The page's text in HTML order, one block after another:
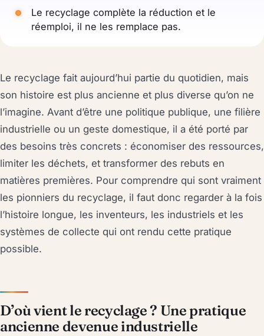
Le recyclage complète la réduction et le
réemploi, il ne les remplace pas.
Le recyclage fait aujourd’hui partie du quotidien, mais
son histoire est plus ancienne et plus diverse qu’on ne
l’imagine. Avant d’être une politique publique, une filière
industrielle ou un geste domestique, il a été porté par
des besoins très concrets : économiser des ressources,
limiter les déchets, et transformer des rebuts en
matières premières. Pour comprendre qui sont vraiment
les pionniers du recyclage, il faut donc regarder à la fois
l’histoire longue, les inventeurs, les industriels et les
systèmes de collecte qui ont rendu cette pratique
possible.
D’où vient le recyclage ? Une pratique
ancienne devenue industrielle